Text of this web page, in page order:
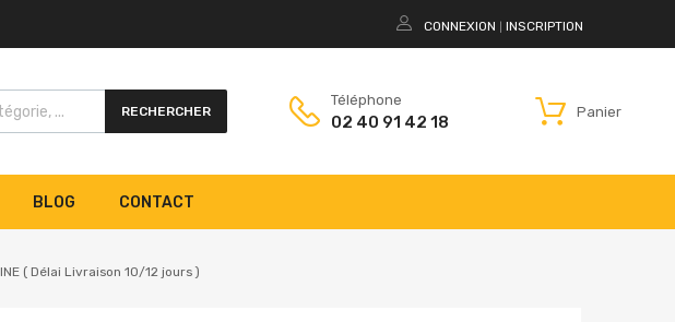
CONNEXION INSCRIPTION
RECHERCHER
Téléphone
02 40 91 42 18
Panier
BLOG CONTACT
( Délai Livraison 10/12 jours )